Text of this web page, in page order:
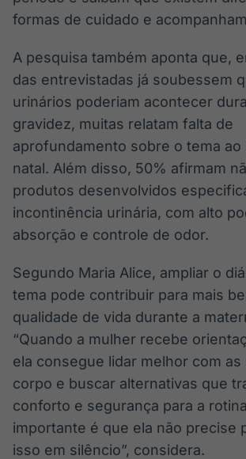
formas de cuidado e
A pesquisa também aponta que,
das entrevistadas já soubessem
urinários poderiam acontecer
gravidez, muitas relatam falta de
aprofundamento sobre o tema
natal. Além disso, 50% afirmam
produtos desenvolvidos
incontinência urinária, com alto
absorção e controle de odor.
Segundo Maria Alice, ampliar o
tema pode contribuir para mais
qualidade de vida durante a
“Quando a mulher recebe
ela consegue lidar melhor com as
corpo e buscar alternativas que
conforto e segurança para a
importante é que ela não precise
isso em silêncio”, considera.